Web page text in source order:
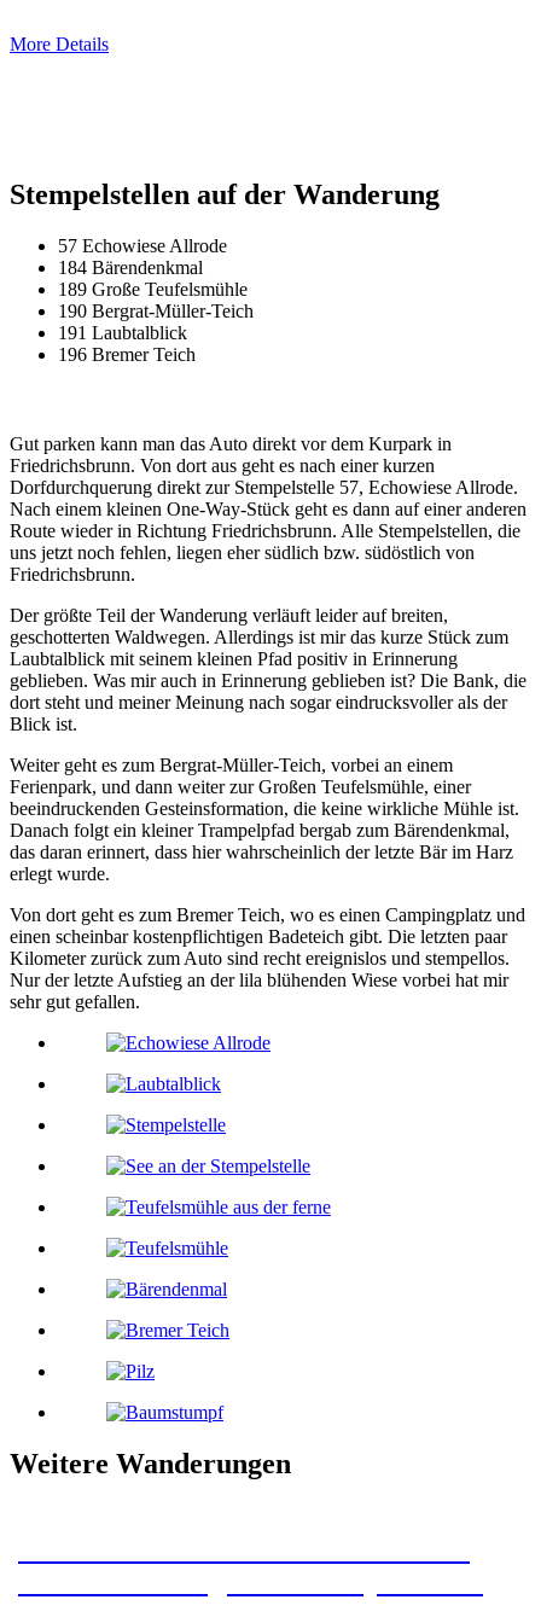
More Details
Stempelstellen auf der Wanderung
57 Echowiese Allrode
184 Bärendenkmal
189 Große Teufelsmühle
190 Bergrat-Müller-Teich
191 Laubtalblick
196 Bremer Teich
Gut parken kann man das Auto direkt vor dem Kurpark in
Friedrichsbrunn. Von dort aus geht es nach einer kurzen
Dorfdurchquerung direkt zur Stempelstelle 57, Echowiese Allrode.
Nach einem kleinen One-Way-Stück geht es dann auf einer anderen
Route wieder in Richtung Friedrichsbrunn. Alle Stempelstellen, die
uns jetzt noch fehlen, liegen eher südlich bzw. südöstlich von
Friedrichsbrunn.
Der größte Teil der Wanderung verläuft leider auf breiten,
geschotterten Waldwegen. Allerdings ist mir das kurze Stück zum
Laubtalblick mit seinem kleinen Pfad positiv in Erinnerung
geblieben. Was mir auch in Erinnerung geblieben ist? Die Bank, die
dort steht und meiner Meinung nach sogar eindrucksvoller als der
Blick ist.
Weiter geht es zum Bergrat-Müller-Teich, vorbei an einem
Ferienpark, und dann weiter zur Großen Teufelsmühle, einer
beeindruckenden Gesteinsformation, die keine wirkliche Mühle ist.
Danach folgt ein kleiner Trampelpfad bergab zum Bärendenkmal,
das daran erinnert, dass hier wahrscheinlich der letzte Bär im Harz
erlegt wurde.
Von dort geht es zum Bremer Teich, wo es einen Campingplatz und
einen scheinbar kostenpflichtigen Badeteich gibt. Die letzten paar
Kilometer zurück zum Auto sind recht ereignislos und stempellos.
Nur der letzte Aufstieg an der lila blühenden Wiese vorbei hat mir
sehr gut gefallen.
Weitere Wanderungen